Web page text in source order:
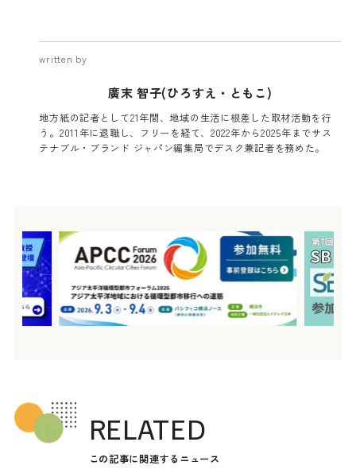
written by
廣末 智子(ひろすえ・ともこ)
地方紙の記者として21年間、地域の生活に根差した取材活動を行
う。2011年に退職し、フリーを経て、2022年から2025年までサス
テナブル・ブランド ジャパン編集局でデスク兼記者を務めた。
RELATED
この記事に関連するニュース